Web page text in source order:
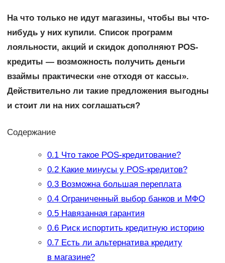
На что только не идут магазины, чтобы вы что-
нибудь у них купили. Список программ
лояльности, акций и скидок дополняют POS-
кредиты — возможность получить деньги
взаймы практически «не отходя от кассы».
Действительно ли такие предложения выгодны
и стоит ли на них соглашаться?
Содержание
0.1Что такое POS-кредитование?
0.2Какие минусы у POS-кредитов?
0.3Возможна большая переплата
0.4Ограниченный выбор банков и МФО
0.5Навязанная гарантия
0.6Риск испортить кредитную историю
0.7Есть ли альтернатива кредиту
в магазине?